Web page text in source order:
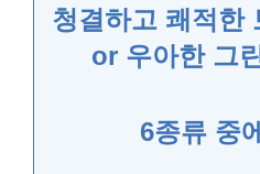
청결하고 쾌적한
or 우아한 그
6종류 중